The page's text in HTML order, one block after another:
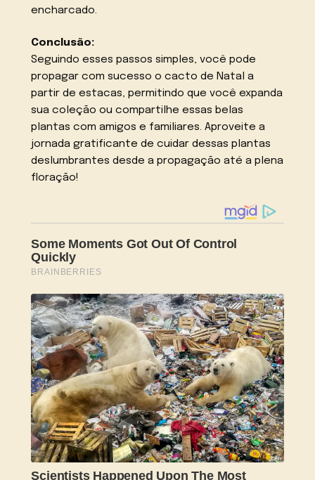
encharcado.
Conclusão:
Seguindo esses passos simples, você pode
propagar com sucesso o cacto de Natal a
partir de estacas, permitindo que você expanda
sua coleção ou compartilhe essas belas
plantas com amigos e familiares. Aproveite a
jornada gratificante de cuidar dessas plantas
deslumbrantes desde a propagação até a plena
floração!